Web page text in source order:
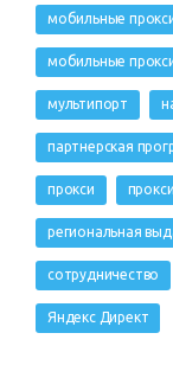
мобильные
мобильные
мультипорт
партнерская
прокси
региональная
сотрудничество
Яндекс Директ